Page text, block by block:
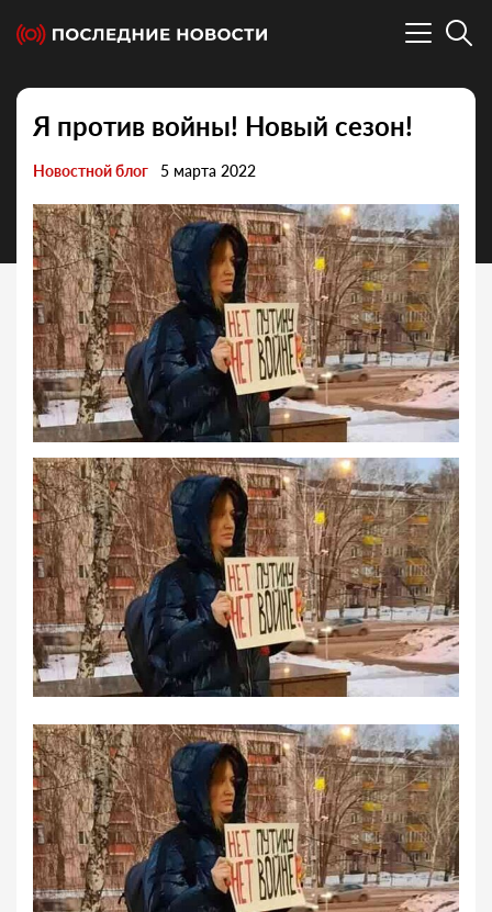
Я против войны! Новый сезон!
Новостной блог 5 марта 2022